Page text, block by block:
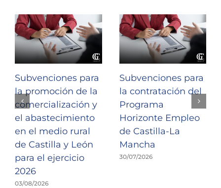
Subvenciones para
la promoción de la
comercialización y
el abastecimiento
en el medio rural
de Castilla y León
para el ejercicio
2026
03/08/2026
Subvenciones para
la contratación del
Programa
Horizonte Empleo
de Castilla-La
Mancha
30/07/2026